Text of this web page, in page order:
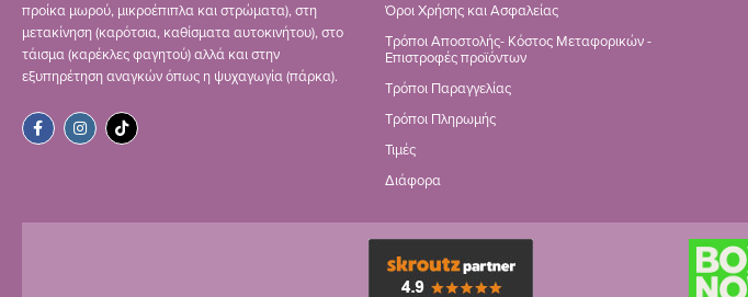
προίκα μωρού, μικροέπιπλα και στρώματα), στη
μετακίνηση (καρότσια, καθίσματα αυτοκινήτου), στο
τάισμα (καρέκλες φαγητού) αλλά και στην
εξυπηρέτηση αναγκών όπως η ψυχαγωγία (πάρκα).
Όροι Χρήσης και Ασφαλείας
Τρόποι Αποστολής- Κόστος Μεταφορικών -
Επιστροφές προϊόντων
Τρόποι Παραγγελίας
Τρόποι Πληρωμής
Τιμές
Διάφορα